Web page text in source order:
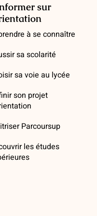
sur
à se connaître
sa scolarité
sa voie au lycée
son projet
Parcoursup
les études